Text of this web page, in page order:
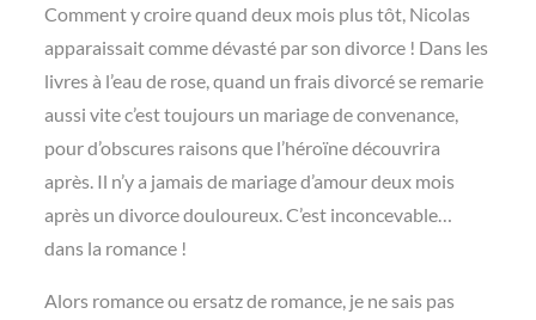
Comment y croire quand deux mois plus tôt, Nicolas
apparaissait comme dévasté par son divorce ! Dans les
livres à l’eau de rose, quand un frais divorcé se remarie
aussi vite c’est toujours un mariage de convenance,
pour d’obscures raisons que l’héroïne découvrira
après. Il n’y a jamais de mariage d’amour deux mois
après un divorce douloureux. C’est inconcevable…
dans la romance !
Alors romance ou ersatz de romance, je ne sais pas